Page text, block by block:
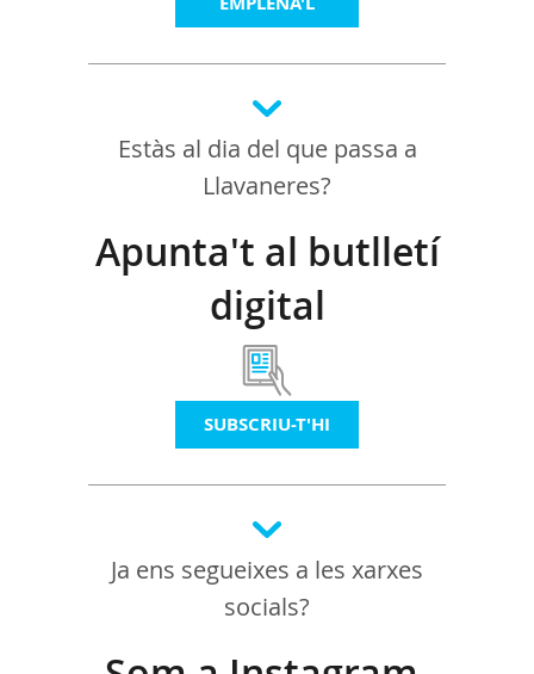
Estàs al dia del que passa a
Llavaneres?
Apunta't al butlletí
digital
SUBSCRIU-T'HI
Ja ens segueixes a les xarxes
socials?